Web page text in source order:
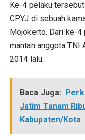
Ke-4 pelaku
CPYJ di sebuah
Mojokerto. Dari ke-4
mantan anggota TNI
2014 lalu.
Baca Juga:
Jatim Tanam
Kabupaten/Kota